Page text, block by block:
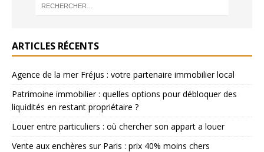
ARTICLES RÉCENTS
Agence de la mer Fréjus : votre partenaire immobilier local
Patrimoine immobilier : quelles options pour débloquer des
liquidités en restant propriétaire ?
Louer entre particuliers : où chercher son appart a louer
Vente aux enchères sur Paris : prix 40% moins chers